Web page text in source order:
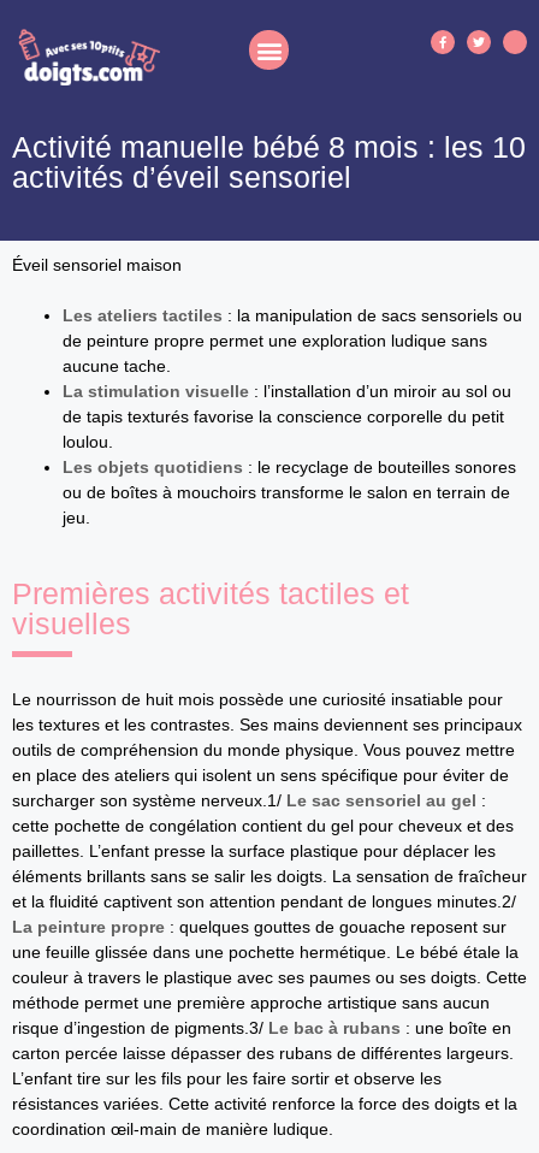
Activité manuelle bébé 8 mois : les 10
activités d’éveil sensoriel
Éveil sensoriel maison
Les ateliers tactiles : la manipulation de sacs sensoriels ou
de peinture propre permet une exploration ludique sans
aucune tache.
La stimulation visuelle : l’installation d’un miroir au sol ou
de tapis texturés favorise la conscience corporelle du petit
loulou.
Les objets quotidiens : le recyclage de bouteilles sonores
ou de boîtes à mouchoirs transforme le salon en terrain de
jeu.
Premières activités tactiles et
visuelles
Le nourrisson de huit mois possède une curiosité insatiable pour
les textures et les contrastes. Ses mains deviennent ses principaux
outils de compréhension du monde physique. Vous pouvez mettre
en place des ateliers qui isolent un sens spécifique pour éviter de
surcharger son système nerveux.1/ Le sac sensoriel au gel :
cette pochette de congélation contient du gel pour cheveux et des
paillettes. L’enfant presse la surface plastique pour déplacer les
éléments brillants sans se salir les doigts. La sensation de fraîcheur
et la fluidité captivent son attention pendant de longues minutes.2/
La peinture propre : quelques gouttes de gouache reposent sur
une feuille glissée dans une pochette hermétique. Le bébé étale la
couleur à travers le plastique avec ses paumes ou ses doigts. Cette
méthode permet une première approche artistique sans aucun
risque d’ingestion de pigments.3/ Le bac à rubans : une boîte en
carton percée laisse dépasser des rubans de différentes largeurs.
L’enfant tire sur les fils pour les faire sortir et observe les
résistances variées. Cette activité renforce la force des doigts et la
coordination œil-main de manière ludique.